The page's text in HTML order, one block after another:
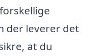
der leverer det
at du